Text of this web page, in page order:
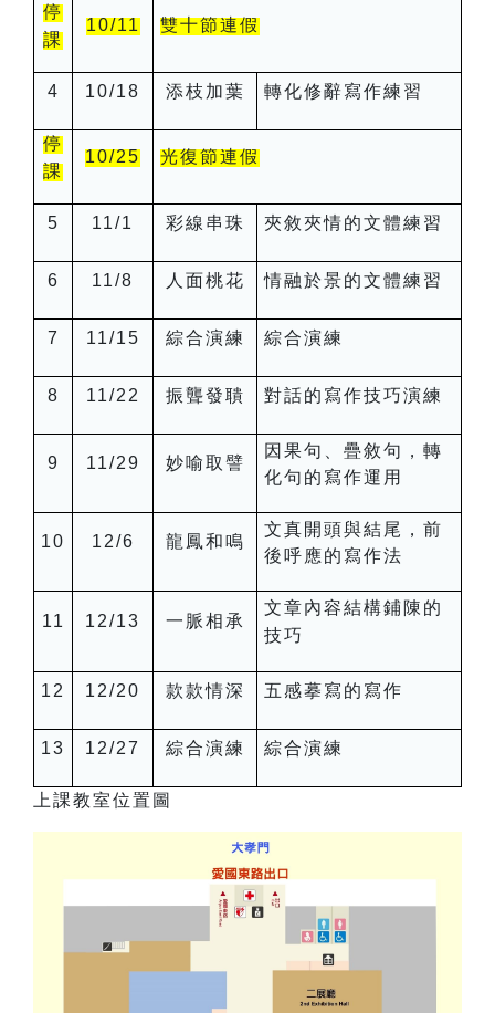
停
課
10/11 雙十節連假
4 10/18 添枝加葉 轉化修辭寫作練習
停
課
10/25 光復節連假
5 11/1 彩線串珠 夾敘夾情的文體練習
6 11/8 人面桃花 情融於景的文體練習
7 11/15 綜合演練 綜合演練
8 11/22 振聾發聵 對話的寫作技巧演練
9 11/29 妙喻取譬
因果句、疊敘句，轉
化句的寫作運用
10 12/6 龍鳳和鳴
文真開頭與結尾，前
後呼應的寫作法
11 12/13 一脈相承
文章內容結構鋪陳的
技巧
12 12/20 款款情深 五感摹寫的寫作
13 12/27 綜合演練 綜合演練
上課教室位置圖